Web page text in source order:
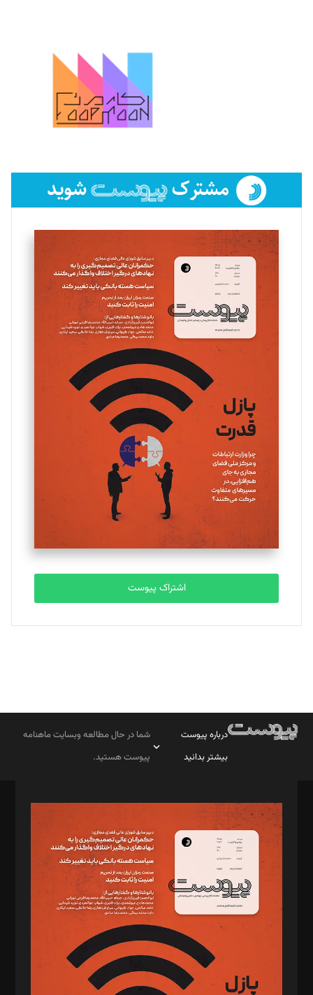
اشتراک پیوست
درباره پیوست
بیشتر بدانید
شما در حال مطالعه وبسایت ماهنامه
پیوست هستید.
مدیر مسئول: محمدباقر اثنی‌عشری
سردبیر: مهرک محمودی
دبیر تحریریه: میثم قاسمی
د‌بیر ناداستان: سمانه سمیع
د‌بیر خدمت و تجارت: ابوالفضل رجبی
د‌بیر حقوق فناوری: حسام‌الدین ایپکچی
د‌بیر پیوست جهان: مینا پاکدل
د‌بیر تحریریه آنلاین: بابک نقاش
تحریریه‌: مجتبی محمود‌ی، آرش برهمند، یسنا امان‌پور، سروش کرمیان،
مصطفی مسجدی آرانی، ابوالفضل رجبی، زهرا فکرانه، فائزه فتحی